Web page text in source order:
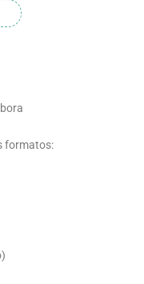
formatos: